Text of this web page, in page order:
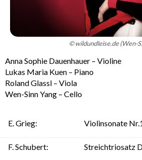
© wildundleise.de (Wen-
Anna Sophie Dauenhauer – Violine
Lukas Maria Kuen – Piano
Roland Glassl – Viola
Wen-Sinn Yang – Cello
E. Grieg: Violinsonate
F. Schubert: Streichtriosatz